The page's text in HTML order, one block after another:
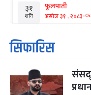
३१
शनि
फूलपाती
असोज ३१ , २०८३-
१
आइत
कार्तिक सङ्क्रान्ति
कार्तिक १, २०८३
३
मंगल
महानवमी
कार्तिक ३, २०८३-
सिफारिस